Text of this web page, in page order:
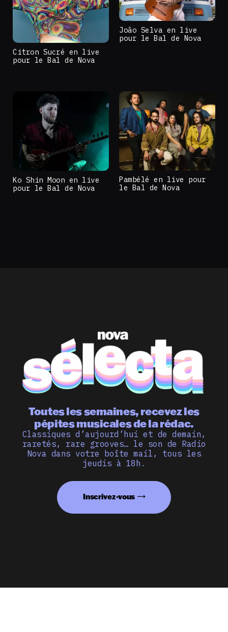
Citron Sucré en live
pour le Bal de Nova
João Selva en live
pour le Bal de Nova
Ko Shin Moon en live
pour le Bal de Nova
Pambélé en live pour
le Bal de Nova
Toutes les semaines, recevez les
pépites musicales de la rédac.
Classiques d’aujourd’hui et de demain,
raretés, rare grooves… le son de Radio
Nova dans votre boîte mail, tous les
jeudis à 18h.
Inscrivez-vous